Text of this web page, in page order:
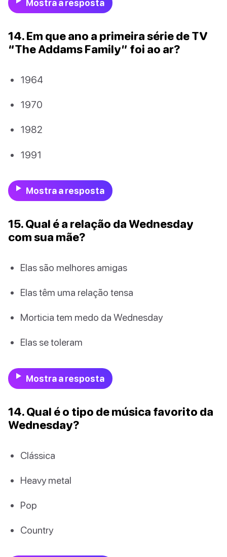
Mostra a resposta
14. Em que ano a primeira série de TV
“The Addams Family” foi ao ar?
1964
1970
1982
1991
Mostra a resposta
15. Qual é a relação da Wednesday
com sua mãe?
Elas são melhores amigas
Elas têm uma relação tensa
Morticia tem medo da Wednesday
Elas se toleram
Mostra a resposta
14. Qual é o tipo de música favorito da
Wednesday?
Clássica
Heavy metal
Pop
Country